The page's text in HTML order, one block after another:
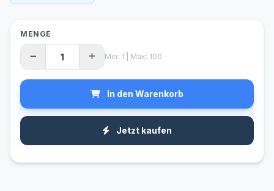
MENGE
Min: 1 | Max: 100
In den Warenkorb
Jetzt kaufen